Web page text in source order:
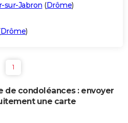
sur-Jabron (Drôme)
Drôme)
1
de condoléances : envoyer
une carte